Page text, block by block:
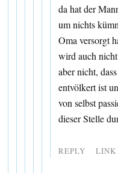
da hat der
um nichts
Oma versorgt
wird auch
aber nicht,
entvölkert ist
von selbst
dieser Stelle
REPLY LINK